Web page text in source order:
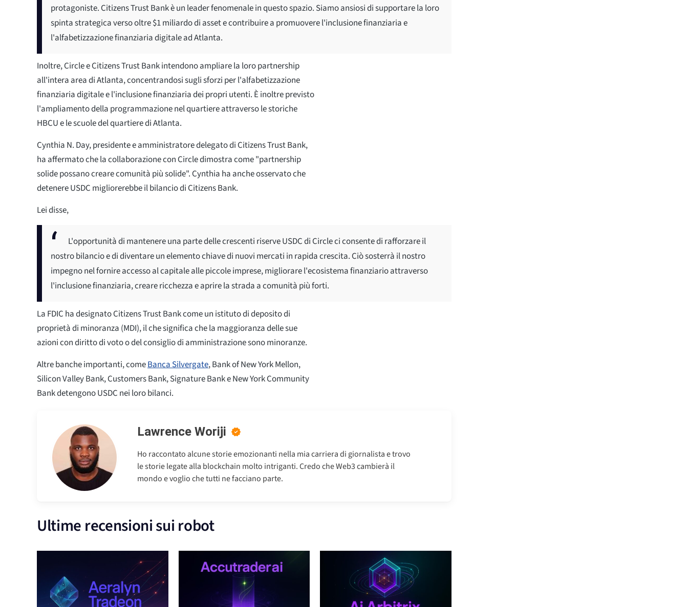
protagoniste. Citizens Trust Bank è un leader fenomenale in questo spazio. Siamo ansiosi di supportare la loro
spinta strategica verso oltre $1 miliardo di asset e contribuire a promuovere l'inclusione finanziaria e
l'alfabetizzazione finanziaria digitale ad Atlanta.
Inoltre, Circle e Citizens Trust Bank intendono ampliare la loro partnership
all'intera area di Atlanta, concentrandosi sugli sforzi per l'alfabetizzazione
finanziaria digitale e l'inclusione finanziaria dei propri utenti. È inoltre previsto
l'ampliamento della programmazione nel quartiere attraverso le storiche
HBCU e le scuole del quartiere di Atlanta.
Cynthia N. Day, presidente e amministratore delegato di Citizens Trust Bank,
ha affermato che la collaborazione con Circle dimostra come "partnership
solide possano creare comunità più solide". Cynthia ha anche osservato che
detenere USDC migliorerebbe il bilancio di Citizens Bank.
Lei disse,
L'opportunità di mantenere una parte delle crescenti riserve USDC di Circle ci consente di rafforzare il
nostro bilancio e di diventare un elemento chiave di nuovi mercati in rapida crescita. Ciò sosterrà il nostro
impegno nel fornire accesso al capitale alle piccole imprese, migliorare l'ecosistema finanziario attraverso
l'inclusione finanziaria, creare ricchezza e aprire la strada a comunità più forti.
La FDIC ha designato Citizens Trust Bank come un istituto di deposito di
proprietà di minoranza (MDI), il che significa che la maggioranza delle sue
azioni con diritto di voto o del consiglio di amministrazione sono minoranze.
Altre banche importanti, comeBanca Silvergate, Bank of New York Mellon,
Silicon Valley Bank, Customers Bank, Signature Bank e New York Community
Bank detengono USDC nei loro bilanci.
Lawrence Woriji
Ho raccontato alcune storie emozionanti nella mia carriera di giornalista e trovo
le storie legate alla blockchain molto intriganti. Credo che Web3 cambierà il
mondo e voglio che tutti ne facciano parte.
Ultime recensioni sui robot